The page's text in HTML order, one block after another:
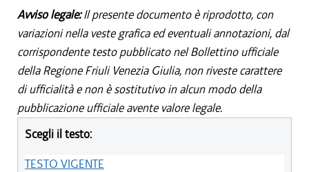
Avviso legale:Il presente documento è riprodotto, con
variazioni nella veste grafica ed eventuali annotazioni, dal
corrispondente testo pubblicato nel Bollettino ufficiale
della Regione Friuli Venezia Giulia, non riveste carattere
di ufficialità e non è sostitutivo in alcun modo della
pubblicazione ufficiale avente valore legale.
Scegli il testo:
TESTO VIGENTE